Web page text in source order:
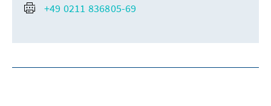
+49 0211 836805-69